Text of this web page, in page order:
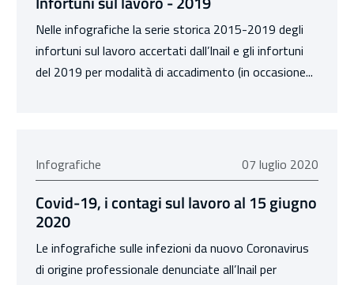
Nelle infografiche la serie storica 2015-2019 degli
infortuni sul lavoro accertati dall’Inail e gli infortuni
del 2019 per modalità di accadimento (in occasione...
Infografiche 07 luglio 2020
07 luglio 2020
Covid-19, i contagi sul lavoro al 15 giugno
2020
Le infografiche sulle infezioni da nuovo Coronavirus
di origine professionale denunciate all’Inail per